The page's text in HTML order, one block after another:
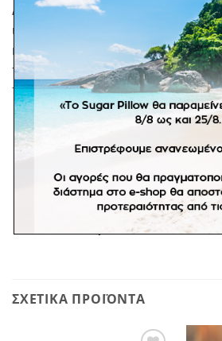
Δοχείο φαγητού της εταιρείας
ιριδίζοντα αστεράκια στο
κλείσιμο. Στο εσωτερικό έχει
πλενόμενες θήκες. Συνδυάστε το
παγούρι.
BPA Free
Ασφαλές για τρόφιμα
Πλένεται και στο πλυντήριο
θέση στους 40 βαθμούς
18,5 x 14,2 x 6 εκ.
ΣΧΕΤΙΚΆ ΠΡΟΪΌΝΤΑ